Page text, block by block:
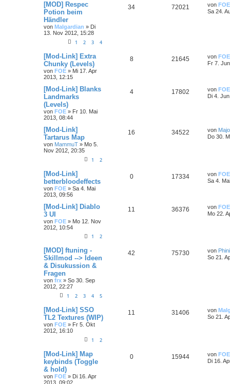
[MOD] Respec
Potion beim
Händler
von Malgardian » Di
13. Nov 2012, 15:28
1 2 3 4
34 72021 von FOE
Sa 24.
[Mod-Link] Extra
Chunky (Levels)
von FOE » Mi 17. Apr
2013, 12:15
8 21645 von FOE
Fr 7.
[Mod-Link] Blanks
Landmarks
(Levels)
von FOE » Fr 10. Mai
2013, 08:44
4 17802 von FOE
Di 4.
[Mod-Link]
Tartarus Map
von MammuT » Mo 5.
Nov 2012, 20:35
1 2
16 34522 von
Do 30.
[Mod-Link]
betterbloodeffects
von FOE » Sa 4. Mai
2013, 09:56
0 17334 von FOE
Sa 4.
[Mod-Link] Diablo
3 UI
von FOE » Mo 12. Nov
2012, 10:54
1 2
11 36376 von FOE
Mo 22.
[MOD] ftuning -
Skillmod --> Ideen
& Disukussion &
Fragen
von frx » So 30. Sep
2012, 22:27
1 2 3 4 5
42 75730 von
So 21.
[Mod-Link] SSO
TL2 Textures (WIP)
von FOE » Fr 5. Okt
2012, 16:10
1 2
11 31406 von
So 21.
[Mod-Link] Map
keybinds (Toggle
& hold)
von FOE » Di 16. Apr
2013, 09:02
0 15944 von FOE
Di 16.